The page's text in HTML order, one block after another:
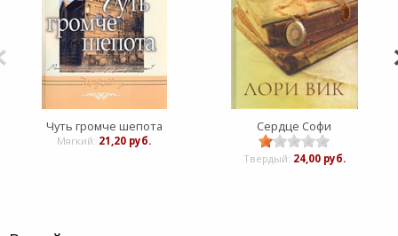
Чуть громче шепота
Мягкий: 21,20 руб.
Сердце Софи
Твердый: 24,00 руб.